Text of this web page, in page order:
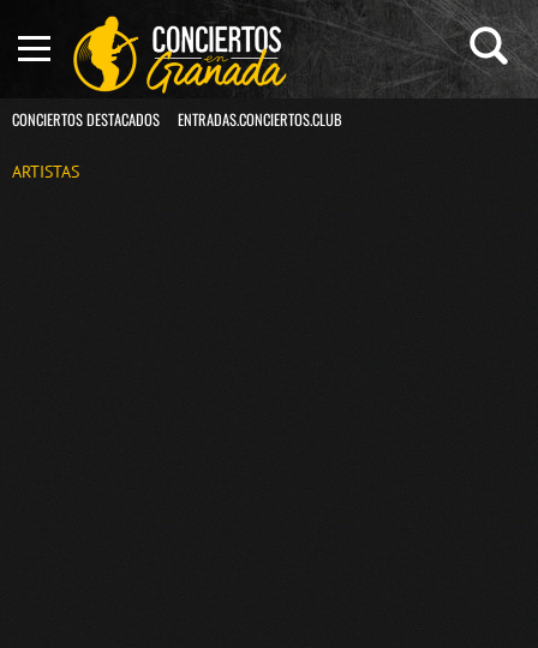
CONCIERTOS DESTACADOS ENTRADAS.CONCIERTOS.CLUB
ARTISTAS